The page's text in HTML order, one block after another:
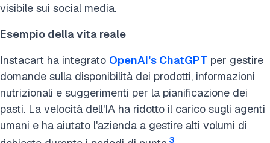
visibile sui social media.
Esempio della vita reale
Instacart ha integrato OpenAI's ChatGPT per gestire
domande sulla disponibilità dei prodotti, informazioni
nutrizionali e suggerimenti per la pianificazione dei
pasti. La velocità dell'IA ha ridotto il carico sugli agenti
umani e ha aiutato l'azienda a gestire alti volumi di
3